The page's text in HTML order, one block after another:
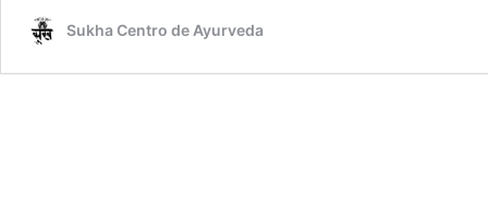
Sukha Centro de Ayurveda